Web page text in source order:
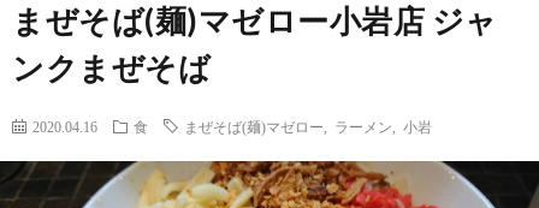
まぜそば(麺)マゼロー小岩店 ジャ
ンクまぜそば
2020.04.16 食 まぜそば(麺)マゼロー ラーメン 小岩